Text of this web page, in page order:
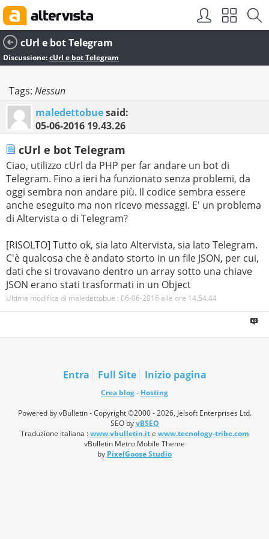
cUrl e bot Telegram
Discussione:cUrl e bot Telegram
Tags: Nessun
maledettobuesaid:
05-06-2016 19.43.26
cUrl e bot Telegram
Ciao, utilizzo cUrl da PHP per far andare un bot di
Telegram. Fino a ieri ha funzionato senza problemi, da
oggi sembra non andare più. Il codice sembra essere
anche eseguito ma non ricevo messaggi. E' un problema
di Altervista o di Telegram?
[RISOLTO] Tutto ok, sia lato Altervista, sia lato Telegram.
C'è qualcosa che è andato storto in un file JSON, per cui,
dati che si trovavano dentro un array sotto una chiave
JSON erano stati trasformati in un Object
Ultima modifica di maledettobue : 06-06-2016 alle ore 14.54.44
Entra Full Site Inizio pagina
Crea blog- Hosting
Powered by vBulletin - Copyright ©2000 - 2026, Jelsoft Enterprises Ltd.
SEO byvBSEO
Traduzione italiana :www.vbulletin.ite www.tecnology-tribe.com
vBulletin Metro Mobile Theme
by PixelGoose Studio